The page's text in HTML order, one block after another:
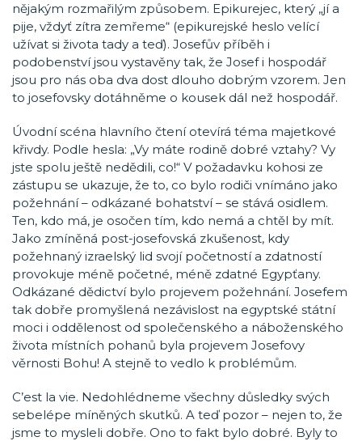
nějakým rozmařilým způsobem. Epikurejec, který „jí a
pije, vždyť zítra zemřeme“ (epikurejské heslo velící
užívat si života tady a teď). Josefův příběh i
podobenství jsou vystavěny tak, že Josef i hospodář
jsou pro nás oba dva dost dlouho dobrým vzorem. Jen
to josefovsky dotáhněme o kousek dál než hospodář.
Úvodní scéna hlavního čtení otevírá téma majetkové
křivdy. Podle hesla: „Vy máte rodině dobré vztahy? Vy
jste spolu ještě nedědili, co!“ V požadavku kohosi ze
zástupu se ukazuje, že to, co bylo rodiči vnímáno jako
požehnání – odkázané bohatství – se stává osidlem.
Ten, kdo má, je osočen tím, kdo nemá a chtěl by mít.
Jako zmíněná post-josefovská zkušenost, kdy
požehnaný izraelský lid svojí početností a zdatností
provokuje méně početné, méně zdatné Egypťany.
Odkázané dědictví bylo projevem požehnání. Josefem
tak dobře promyšlená nezávislost na egyptské státní
moci i oddělenost od společenského a náboženského
života místních pohanů byla projevem Josefovy
věrnosti Bohu! A stejně to vedlo k problémům.
C’est la vie. Nedohlédneme všechny důsledky svých
sebelépe míněných skutků. A teď pozor – nejen to, že
jsme to mysleli dobře. Ono to fakt bylo dobré. Byly to